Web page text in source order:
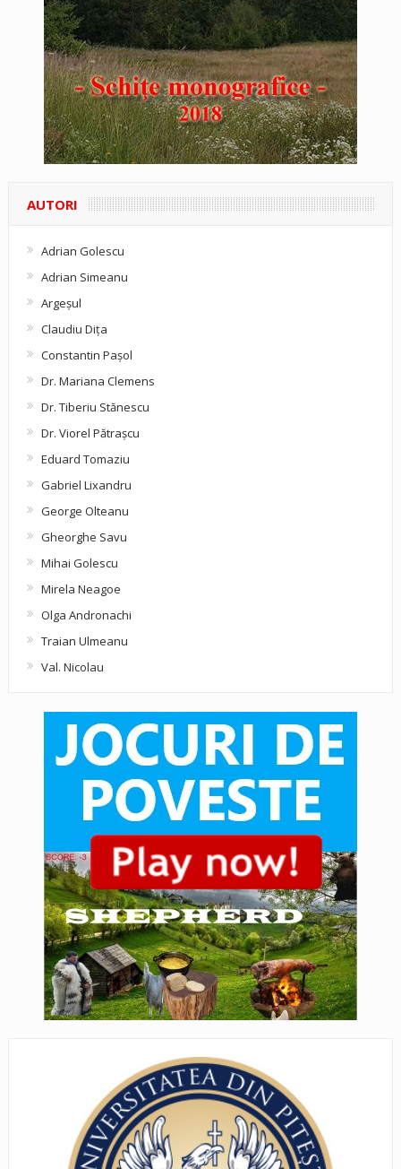
AUTORI
Adrian Golescu
Adrian Simeanu
Argeşul
Claudiu Diţa
Constantin Pașol
Dr. Mariana Clemens
Dr. Tiberiu Stănescu
Dr. Viorel Pătraşcu
Eduard Tomaziu
Gabriel Lixandru
George Olteanu
Gheorghe Savu
Mihai Golescu
Mirela Neagoe
Olga Andronachi
Traian Ulmeanu
Val. Nicolau